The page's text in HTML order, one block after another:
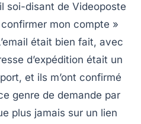
soi-disant de Videoposte
mon compte »
était bien fait, avec
d’expédition était un
et ils m’ont confirmé
genre de demande par
plus jamais sur un lien